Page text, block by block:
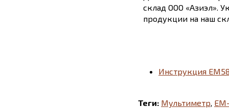
склад ООО «Азиэл».
продукции на наш
Инструкция
Теги: Мультиметр